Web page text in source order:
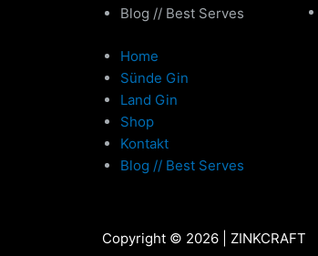
Blog // Best Serves
Home
Sünde Gin
Land Gin
Shop
Kontakt
Blog // Best Serves
Copyright © 2026 | ZINKCRAFT